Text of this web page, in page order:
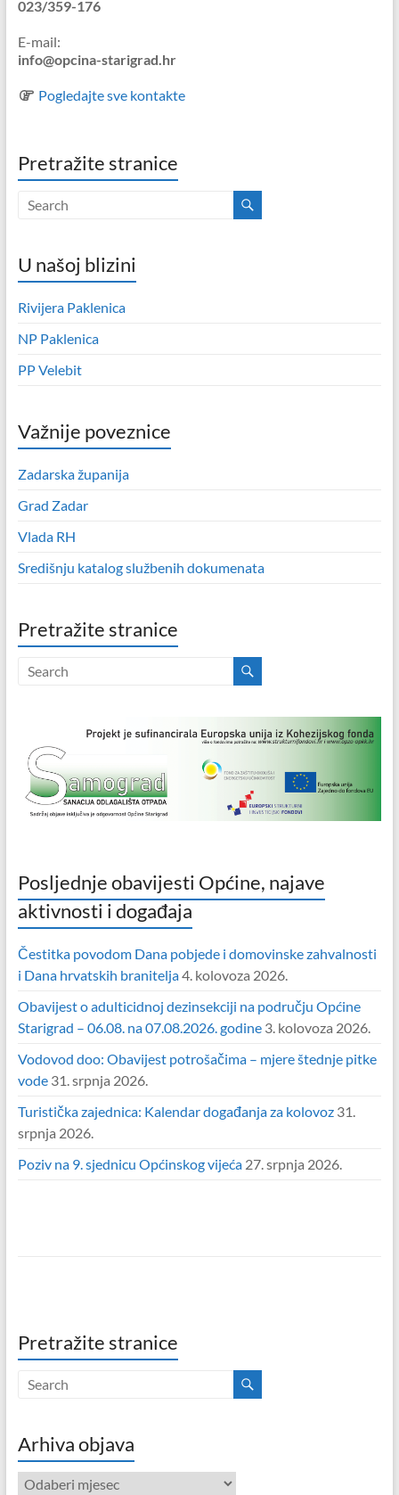
023/359-176
E-mail:
info@opcina-starigrad.hr
Pogledajte sve kontakte
Pretražite stranice
U našoj blizini
Rivijera Paklenica
NP Paklenica
PP Velebit
Važnije poveznice
Zadarska županija
Grad Zadar
Vlada RH
Središnju katalog službenih dokumenata
Pretražite stranice
Posljednje obavijesti Općine, najave
aktivnosti i događaja
Čestitka povodom Dana pobjede i domovinske zahvalnosti
i Dana hrvatskih branitelja4. kolovoza 2026.
Obavijest o adulticidnoj dezinsekciji na području Općine
Starigrad – 06.08. na 07.08.2026. godine 3. kolovoza 2026.
Vodovod doo: Obavijest potrošačima – mjere štednje pitke
vode 31. srpnja 2026.
Turistička zajednica: Kalendar događanja za kolovoz 31.
srpnja 2026.
Poziv na 9. sjednicu Općinskog vijeća 27. srpnja 2026.
Pretražite stranice
Arhiva objava
Arhiva